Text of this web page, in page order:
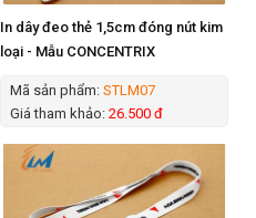
In dây đeo thẻ 1,5cm đóng nút kim
loại - Mẫu CONCENTRIX
Mã sản phẩm: STLM07
Giá tham khảo: 26.500 đ